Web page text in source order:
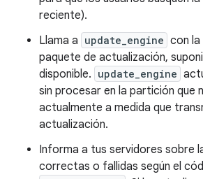
reciente).
Llama a update_engine con la
paquete de actualización,
disponible. update_engine
sin procesar en la partición que
actualmente a medida que
actualización.
Informa a tus servidores sobre
correctas o fallidas según el